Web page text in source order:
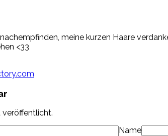
meine kurzen Haare
<33
veröffentlicht.
Name